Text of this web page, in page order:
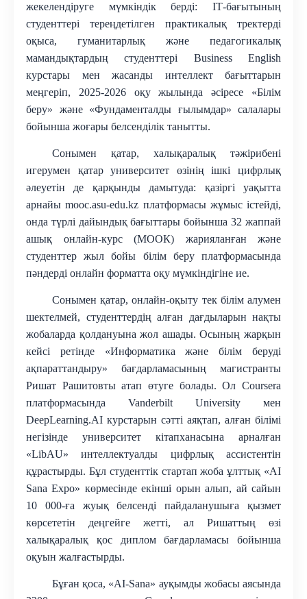
жекелендіруге мүмкіндік берді: ІТ-бағытының
студенттері тереңдетілген практикалық тректерді
оқыса, гуманитарлық және педагогикалық
мамандықтардың студенттері Business English
курстары мен жасанды интеллект бағыттарын
меңгеріп, 2025-2026 оқу жылында әсіресе «Білім
беру» және «Фундаменталды ғылымдар» салалары
бойынша жоғары белсенділік танытты.
Сонымен қатар, халықаралық тәжірибені
игерумен қатар университет өзінің ішкі цифрлық
әлеуетін де қарқынды дамытуда: қазіргі уақытта
арнайы mooc.asu-edu.kz платформасы жұмыс істейді,
онда түрлі дайындық бағыттары бойынша 32 жаппай
ашық онлайн-курс (МООК) жарияланған және
студенттер жыл бойы білім беру платформасында
пәндерді онлайн форматта оқу мүмкіндігіне ие.
Сонымен қатар, онлайн-оқыту тек білім алумен
шектелмей, студенттердің алған дағдыларын нақты
жобаларда қолдануына жол ашады. Осының жарқын
кейсі ретінде «Информатика және білім беруді
ақпараттандыру» бағдарламасының магистранты
Ришат Рашитовты атап өтуге болады. Ол Coursera
платформасында Vanderbilt University мен
DeepLearning.AI курстарын сәтті аяқтап, алған білімі
негізінде университет кітапханасына арналған
«LibAU» интеллектуалды цифрлық ассистентін
құрастырды. Бұл студенттік стартап жоба ұлттық «AI
Sana Expo» көрмесінде екінші орын алып, ай сайын
10 000-ға жуық белсенді пайдаланушыға қызмет
көрсететін деңгейге жетті, ал Ришаттың өзі
халықаралық қос диплом бағдарламасы бойынша
оқуын жалғастырды.
Бұған қоса, «AI-Sana» ауқымды жобасы аясында